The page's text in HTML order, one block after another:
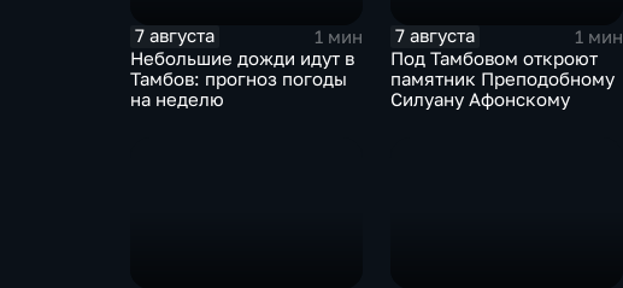
7 августа
1 мин
Небольшие дожди идут в
Тамбов: прогноз погоды
на неделю
7 августа
1 мин
Под Тамбовом откроют
памятник Преподобному
Силуану Афонскому